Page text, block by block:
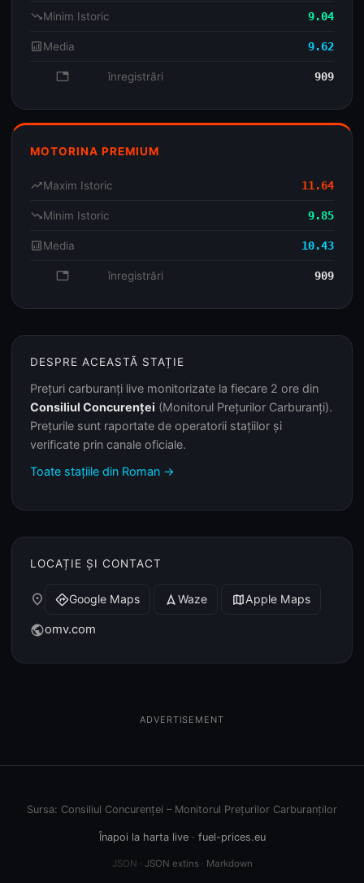
trending_downMinim Istoric 9.04
analyticsMedia 9.62
database înregistrări 909
MOTORINA PREMIUM
trending_upMaxim Istoric 11.64
trending_downMinim Istoric 9.85
analyticsMedia 10.43
database înregistrări 909
DESPRE ACEASTĂ STAȚIE
Prețuri carburanți live monitorizate la fiecare 2 ore din
Consiliul Concurenței (Monitorul Prețurilor Carburanți).
Prețurile sunt raportate de operatorii stațiilor și
verificate prin canale oficiale.
Toate stațiile din Roman →
LOCAȚIE ȘI CONTACT
place directionsGoogle Maps navigation Waze mapApple Maps
publicomv.com
ADVERTISEMENT
Sursa: Consiliul Concurenței – Monitorul Prețurilor Carburanților
Înapoi la harta live· fuel-prices.eu
JSON · JSON extins· Markdown